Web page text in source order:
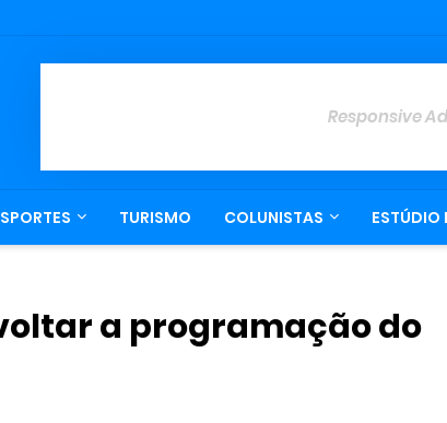
Responsive
TURISMO COLUNISTAS ESTÚDIO
voltar a programação do